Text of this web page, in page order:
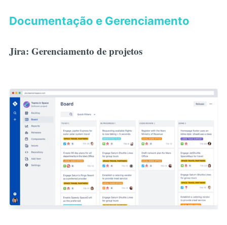
Documentação e Gerenciamento
Jira: Gerenciamento de projetos